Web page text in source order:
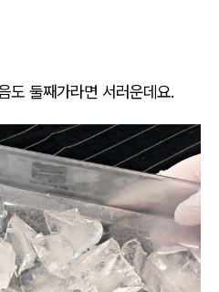
도 둘째가라면 서러운데요.